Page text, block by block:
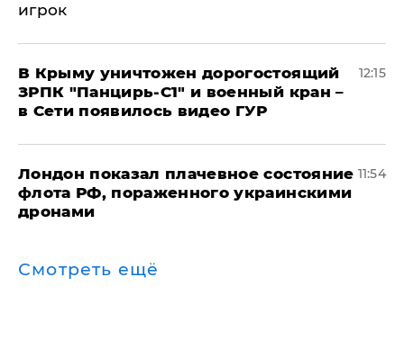
игрок
В Крыму уничтожен дорогостоящий
ЗРПК "Панцирь-С1" и военный кран –
в Сети появилось видео ГУР
12:15
Лондон показал плачевное состояние
флота РФ, пораженного украинскими
дронами
11:54
Смотреть ещё